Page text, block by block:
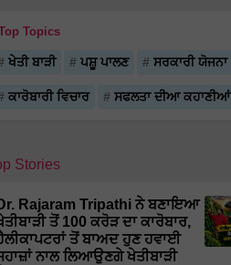
Topics
ਖੇਤੀ ਬਾੜੀ ਪਸ਼ੂ ਪਾਲਣ ਸਰਕਾਰੀ ਯੋਜਨਾ
ਕਾਰੋਬਾਰੀ ਵਿਚਾਰ ਸਫਲਤਾ ਦੀਆ ਕਹਾਣੀਆਂ
Stories
Rajaram Tripathi ਨੇ ਬਣਾਇਆ
ਤੋਂ 100 ਕਰੋੜ ਦਾ ਕਾਰੋਬਾਰ,
ਤੋਂ ਬਾਅਦ ਹੁਣ ਹਵਾਈ
ਨਾਲ ਲਿਆਉਣਗੇ ਖੇਤੀਬਾੜੀ